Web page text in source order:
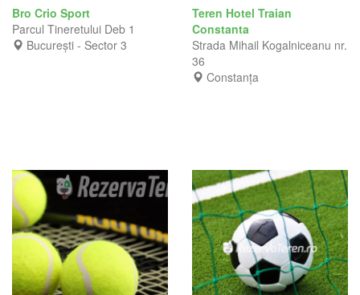
Bro Crio Sport
Parcul Tineretului Deb 1
București - Sector 3
Teren Hotel Traian
Constanta
Strada Mihail Kogalniceanu nr.
36
Constanța